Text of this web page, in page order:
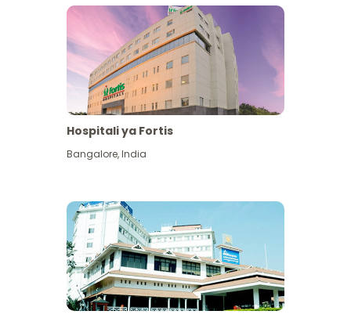
Hospitali ya Fortis
Bangalore,India